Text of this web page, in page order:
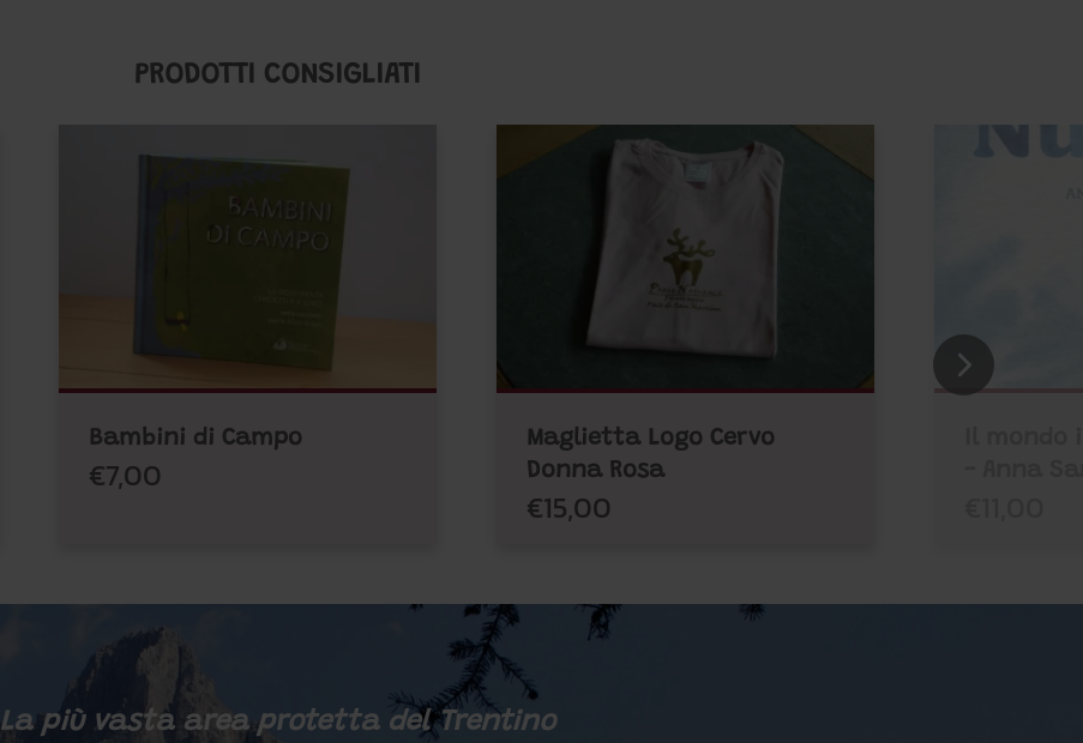
PRODOTTI CONSIGLIATI
Bambini di Campo
€7,00
Maglietta Logo Cervo
Donna Rosa
€15,00
La più vasta area protetta del Trentino